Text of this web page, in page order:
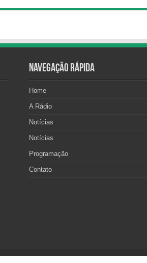
Navegação Rápida
Home
A Rádio
Notícias
Notícias
Programação
Contato